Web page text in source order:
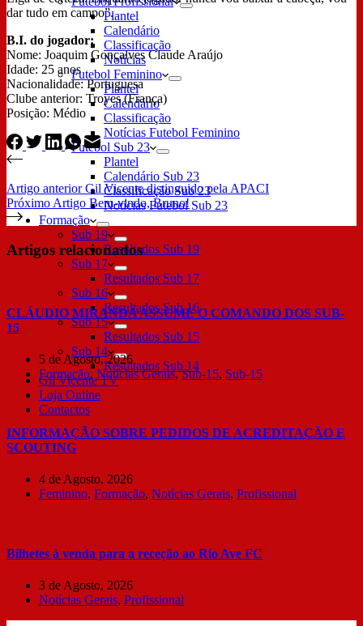
Plantel
Calendário
Classificação
Notícias
Futebol Feminino
Plantel
Calendário
Classificação
Notícias Futebol Feminino
Futebol Sub 23
Plantel
Calendário Sub 23
Classificação Sub 23
Notícias Futebol Sub 23
Formação
Sub 19
Resultados Sub 19
Sub 17
Resultados Sub 17
Sub 16
Resultados Sub 16
Sub 15
Resultados Sub 15
Sub 14
Resultados Sub 14
Gil Vicente TV
Loja Online
Contactos
dar tudo em campo”.
B.I. do jogador:
Nome: Joaquim Gonçalves Claude Araújo
Idade: 25 anos
Nacionalidade: Portuguesa
Clube anterior: Troyes (França)
Posição: Médio
Artigo anteriorGil Vicente distinguido pela APACI
Próximo Artigo Bem-vindo, Bruno!
Artigos relacionados
CLÁUDIO MIRANDA ASSUME O COMANDO DOS SUB-
15
5 de Agosto, 2026
Formação, Notícias Gerais,Sub-15, Sub-15
INFORMAÇÃO SOBRE PEDIDOS DE ACREDITAÇÃO E
SCOUTING
4 de Agosto, 2026
Feminino, Formação, Notícias Gerais, Profissional
Bilhetes à venda para a receção ao Rio Ave FC
3 de Agosto, 2026
Notícias Gerais, Profissional